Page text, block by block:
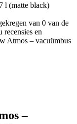
l (matte black)
van 0 van de
en
Atmos – vacuümbus
–